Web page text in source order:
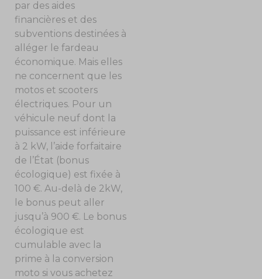
par des aides
financières et des
subventions destinées à
alléger le fardeau
économique. Mais elles
ne concernent que les
motos et scooters
électriques. Pour un
véhicule neuf dont la
puissance est inférieure
à 2 kW, l’aide forfaitaire
de l’État (bonus
écologique) est fixée à
100 €. Au-delà de 2kW,
le bonus peut aller
jusqu’à 900 €. Le bonus
écologique est
cumulable avec la
prime à la conversion
moto si vous achetez